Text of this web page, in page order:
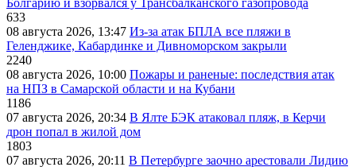
633
08 августа 2026, 13:47 Из-за атак БПЛА все пляжи в
Геленджике, Кабардинке и Дивноморском закрыли
2240
08 августа 2026, 10:00 Пожары и раненые: последствия атак
на НПЗ в Самарской области и на Кубани
1186
07 августа 2026, 20:34 В Ялте БЭК атаковал пляж, в Керчи
дрон попал в жилой дом
1803
07 августа 2026, 20:11 В Петербурге заочно арестовали Лидию